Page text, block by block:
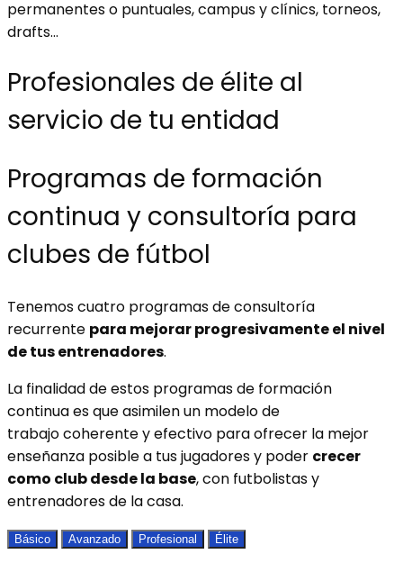
permanentes o puntuales, campus y clínics, torneos,
drafts...
Profesionales de élite al
servicio de tu entidad
Programas de formación
continua y consultoría para
clubes de fútbol
Tenemos cuatro programas de consultoría
recurrente para mejorar progresivamente el nivel
de tus entrenadores.
La finalidad de estos programas de formación
continua es que asimilen un modelo de
trabajocoherente y efectivo para ofrecer la mejor
enseñanza posible a tus jugadores y poder crecer
como club desde la base, con futbolistas y
entrenadores de la casa.
Básico Avanzado Profesional Élite